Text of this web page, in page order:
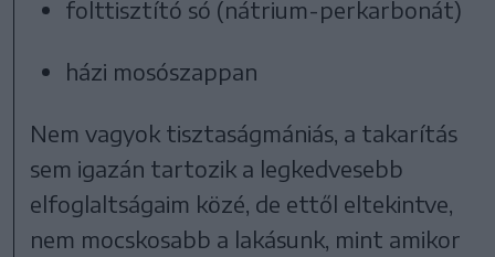
folttisztító só (nátrium-perkarbonát)
házi mosószappan
Nem vagyok tisztaságmániás, a takarítás
sem igazán tartozik a legkedvesebb
elfoglaltságaim közé, de ettől eltekintve,
nem mocskosabb a lakásunk, mint amikor